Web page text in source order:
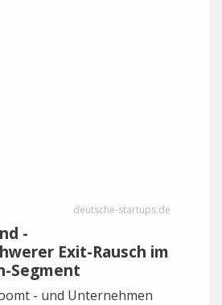
deutsche-startups.de
-
Exit-Rausch im
Segment
- und Unternehmen